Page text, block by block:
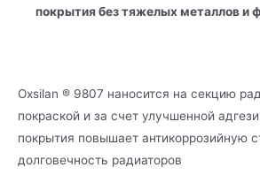
покрытия без тяжелых металлов и
Oxsilan ® 9807 наносится на секцию
покраской и за счет улучшенной
покрытия повышает антикоррозийную
долговечность радиаторов